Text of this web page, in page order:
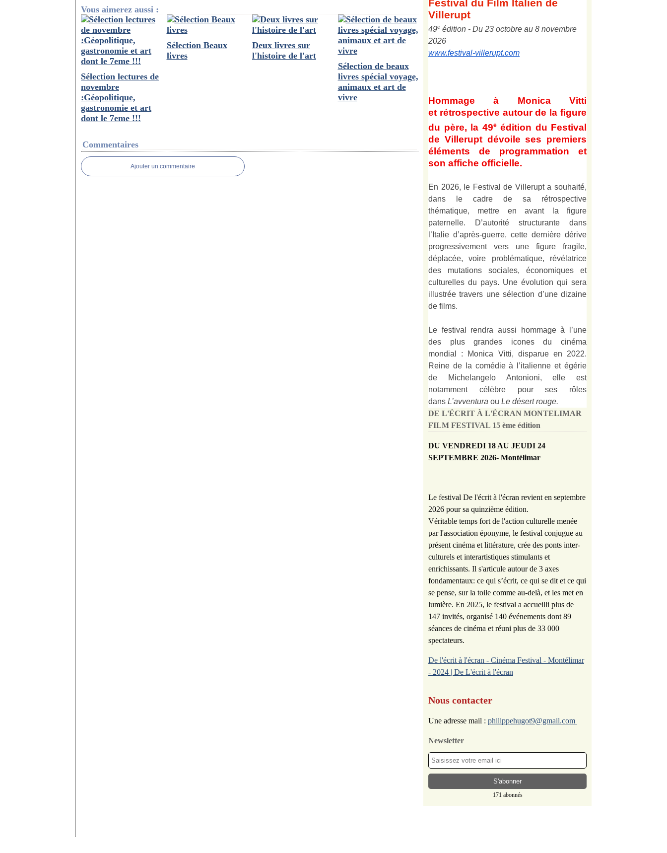
Vous aimerez aussi :
Sélection lectures de
novembre
:Géopolitique,
gastronomie et art
dont le 7eme !!!
Sélection Beaux
livres
Deux livres sur
l'histoire de l'art
Sélection de beaux
livres spécial voyage,
animaux et art de
vivre
Commentaires
Ajouter un commentaire
Festival du Film Italien de
Villerupt
49e édition - Du 23 octobre au 8 novembre
2026
www.festival-villerupt.com
Hommage à Monica Vitti
et rétrospective autour de la figure
du père, la 49e édition du Festival
de Villerupt dévoile ses premiers
éléments de programmation et
son affiche officielle.
En 2026, le Festival de Villerupt a souhaité,
dans le cadre de sa rétrospective
thématique, mettre en avant la figure
paternelle. D’autorité structurante dans
l’Italie d’après-guerre, cette dernière dérive
progressivement vers une figure fragile,
déplacée, voire problématique, révélatrice
des mutations sociales, économiques et
culturelles du pays. Une évolution qui sera
illustrée travers une sélection d’une dizaine
de films.
Le festival rendra aussi hommage à l’une
des plus grandes icones du cinéma
mondial : Monica Vitti, disparue en 2022.
Reine de la comédie à l’italienne et égérie
de Michelangelo Antonioni, elle est
notamment célèbre pour ses rôles
dans L’avventura ou Le désert rouge.
DE L'ÉCRIT À L'ÉCRAN MONTELIMAR
FILM FESTIVAL 15 ème édition
DU VENDREDI 18 AU JEUDI 24
SEPTEMBRE 2026- Montélimar
Le festival De l'écrit à l'écran revient en septembre
2026 pour sa quinzième édition.
Véritable temps fort de l'action culturelle menée
par l'association éponyme, le festival conjugue au
présent cinéma et littérature, crée des ponts inter-
culturels et interartistiques stimulants et
enrichissants. Il s'articule autour de 3 axes
fondamentaux: ce qui s’écrit, ce qui se dit et ce qui
se pense, sur la toile comme au-delà, et les met en
lumière. En 2025, le festival a accueilli plus de
147 invités, organisé 140 événements dont 89
séances de cinéma et réuni plus de 33 000
spectateurs.
De l'écrit à l'écran - Cinéma Festival - Montélimar
- 2024 | De L'écrit à l'écran
Nous contacter
Une adresse mail : philippehugot9@gmail.com
Newsletter
171 abonnés